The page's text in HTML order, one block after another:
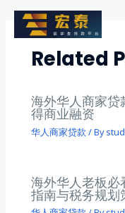
Related
海外华人商家
得商业融资
华人商家贷款 / By
海外华人老板
指南与税务规划